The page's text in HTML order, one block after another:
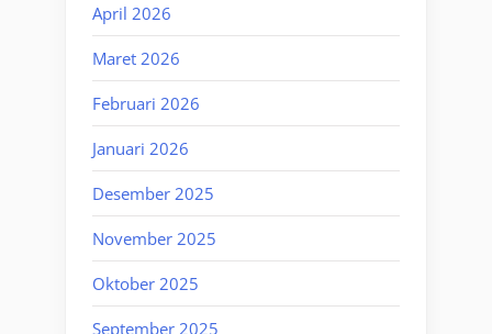
April 2026
Maret 2026
Februari 2026
Januari 2026
Desember 2025
November 2025
Oktober 2025
September 2025